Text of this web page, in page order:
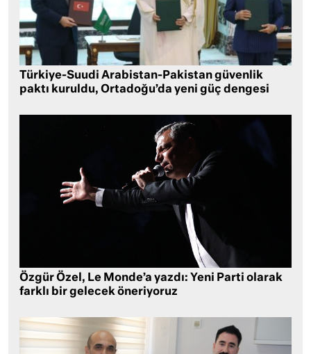
Türkiye-Suudi Arabistan-Pakistan güvenlik
paktı kuruldu, Ortadoğu’da yeni güç dengesi
Özgür Özel, Le Monde’a yazdı: Yeni Parti olarak
farklı bir gelecek öneriyoruz